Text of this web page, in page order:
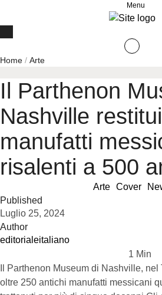
Menu
Home / Arte
Il Parthenon
Nashville
manufatti
risalenti a 500
Arte Cover
Published
Luglio 25, 2024
Author
editorialeitaliano
1 Min
Il Parthenon Museum di Nashville,
oltre 250 antichi manufatti messicani